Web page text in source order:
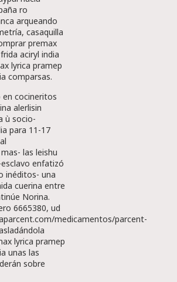
ro
arqueando
casaquilla
premax
aciryl india
lyrica pramep
comparsas.
en cocineritos
alerlisin
ù socio-
para 11-17
las leishu
enfatizó
inéditos- una
cuerina entre
Norina.
6665380, ud
medicamentos/parcent-
lyrica pramep
unas las
sobre